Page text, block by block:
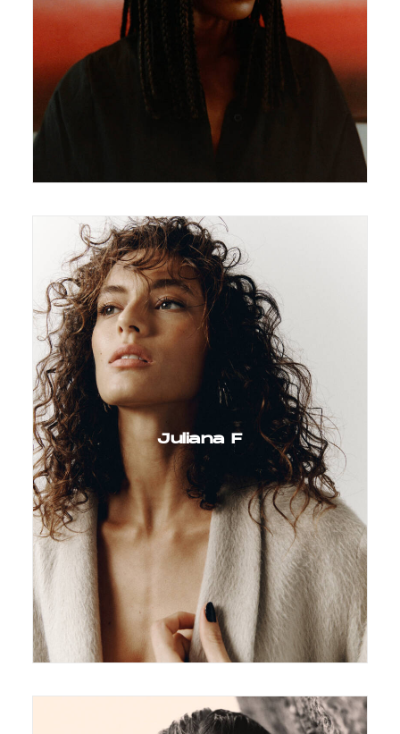
Juliana F